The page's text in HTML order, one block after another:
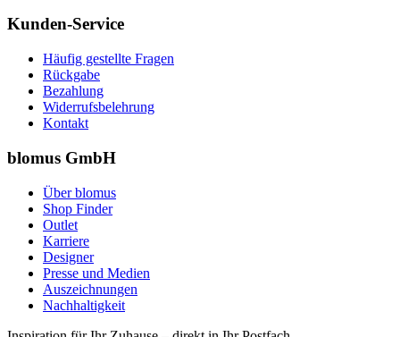
Kunden-Service
Häufig gestellte Fragen
Rückgabe
Bezahlung
Widerrufsbelehrung
Kontakt
blomus GmbH
Über blomus
Shop Finder
Outlet
Karriere
Designer
Presse und Medien
Auszeichnungen
Nachhaltigkeit